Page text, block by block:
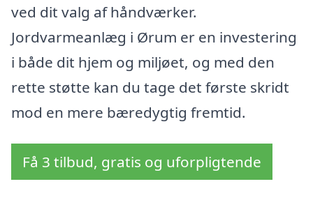
ved dit valg af håndværker.
Jordvarmeanlæg i Ørum er en investering
i både dit hjem og miljøet, og med den
rette støtte kan du tage det første skridt
mod en mere bæredygtig fremtid.
Få 3 tilbud, gratis og uforpligtende